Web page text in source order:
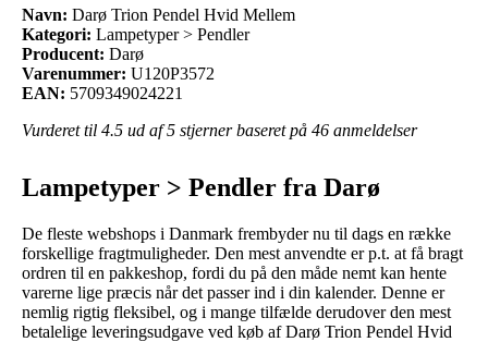
Navn: Darø Trion Pendel Hvid Mellem
Kategori: Lampetyper > Pendler
Producent: Darø
Varenummer: U120P3572
EAN: 5709349024221
Vurderet til 4.5 ud af 5 stjerner baseret på 46 anmeldelser
Lampetyper > Pendler fra Darø
De fleste webshops i Danmark frembyder nu til dags en række
forskellige fragtmuligheder. Den mest anvendte er p.t. at få bragt
ordren til en pakkeshop, fordi du på den måde nemt kan hente
varerne lige præcis når det passer ind i din kalender. Denne er
nemlig rigtig fleksibel, og i mange tilfælde derudover den mest
betalelige leveringsudgave ved køb af Darø Trion Pendel Hvid